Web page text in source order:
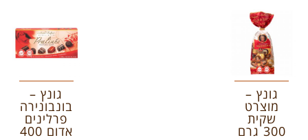
גונץ –
מוצרט
שקית
300 גרם
גונץ –
בונבונירה
פרלינים
אדום 400